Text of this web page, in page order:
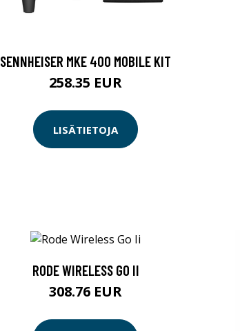
SENNHEISER MKE 400 MOBILE KIT
258.35 EUR
LISÄTIETOJA
RODE WIRELESS GO II
308.76 EUR